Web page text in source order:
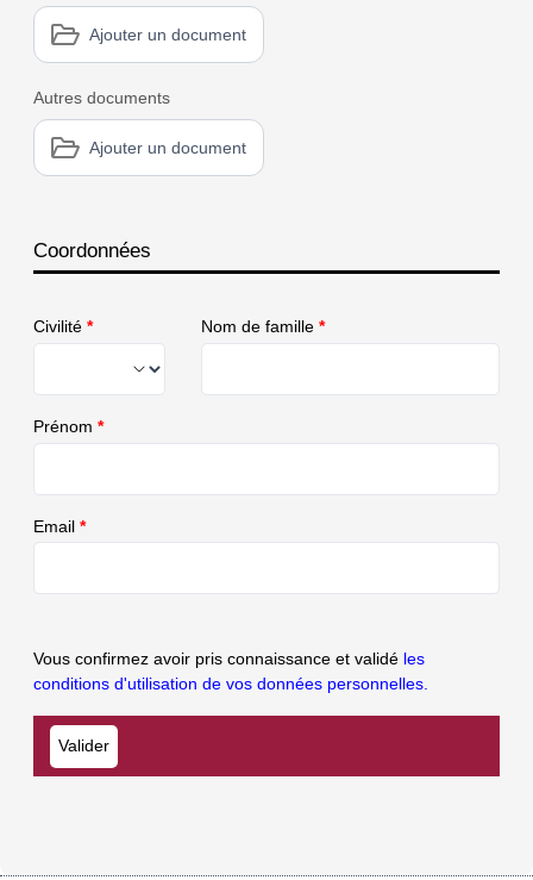
Ajouter un document
Autres documents
Ajouter un document
Coordonnées
Civilité * Nom de famille *
Prénom *
Email *
Vous confirmez avoir pris connaissance et validé les
conditions d'utilisation de vos données personnelles.